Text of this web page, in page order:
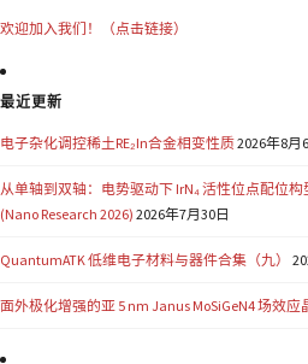
欢迎加入我们！（点击链接）
最近更新
电子杂化调控稀土RE₂In合金相变性质2026年8月
从单轴到双轴：电势驱动下 IrN₄ 活性位点配位
(Nano Research 2026) 2026年7月30日
QuantumATK 低维电子材料与器件合集（九）
面外极化增强的亚 5 nm Janus MoSiGeN4 场效应